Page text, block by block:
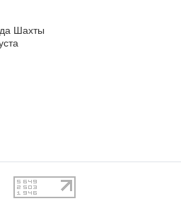
Шахты